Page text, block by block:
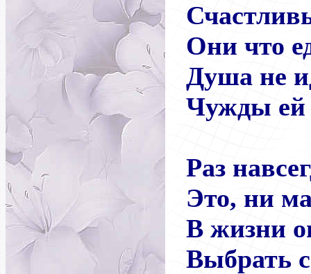
Они что
Душа не
Чужды ей
Раз
Это, ни
В жизни
Выбрать